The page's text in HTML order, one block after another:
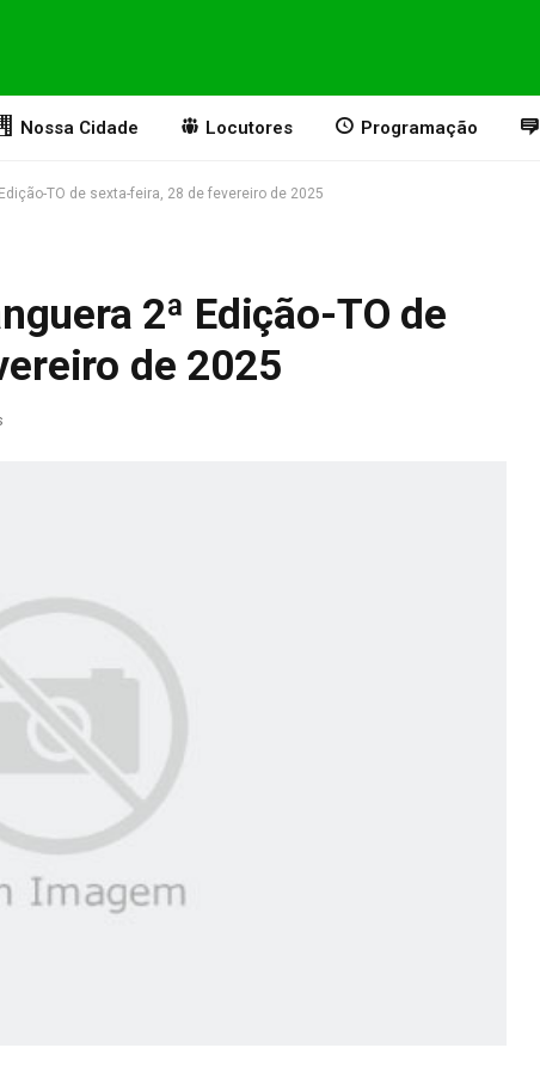
Nossa Cidade Locutores Programação
TO de sexta-feira, 28 de fevereiro de 2025
2ª Edição-TO de
de 2025